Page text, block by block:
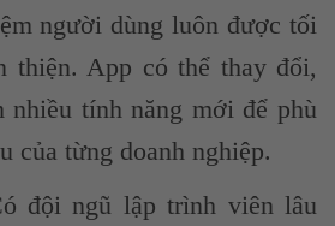
người dùng luôn được tối
thiện. App có thể thay đổi,
nhiều tính năng mới để phù
của từng doanh nghiệp.
đội ngũ lập trình viên lâu